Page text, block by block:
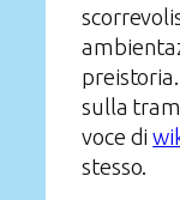
sulla
voce di
stesso.